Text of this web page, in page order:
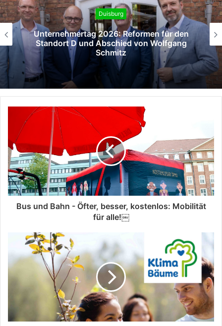
den
Duisburg
Berufsorientierung „to go“
Hauptbahnhof
Bus und Bahn - Öfter, besser, kostenlos: Mobilität
für alle!￼